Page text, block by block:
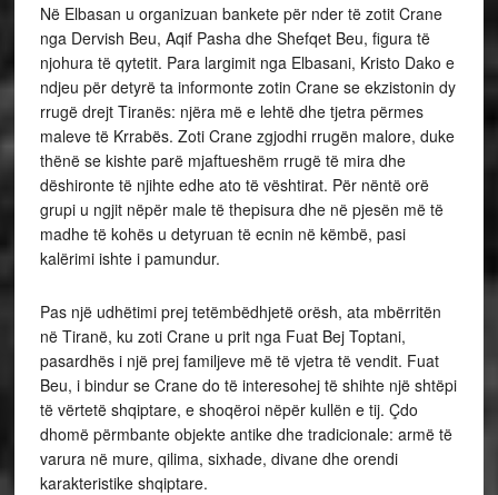
Në Elbasan u organizuan bankete për nder të zotit Crane
nga Dervish Beu, Aqif Pasha dhe Shefqet Beu, figura të
njohura të qytetit. Para largimit nga Elbasani, Kristo Dako e
ndjeu për detyrë ta informonte zotin Crane se ekzistonin dy
rrugë drejt Tiranës: njëra më e lehtë dhe tjetra përmes
maleve të Krrabës. Zoti Crane zgjodhi rrugën malore, duke
thënë se kishte parë mjaftueshëm rrugë të mira dhe
dëshironte të njihte edhe ato të vështirat. Për nëntë orë
grupi u ngjit nëpër male të thepisura dhe në pjesën më të
madhe të kohës u detyruan të ecnin në këmbë, pasi
kalërimi ishte i pamundur.
Pas një udhëtimi prej tetëmbëdhjetë orësh, ata mbërritën
në Tiranë, ku zoti Crane u prit nga Fuat Bej Toptani,
pasardhës i një prej familjeve më të vjetra të vendit. Fuat
Beu, i bindur se Crane do të interesohej të shihte një shtëpi
të vërtetë shqiptare, e shoqëroi nëpër kullën e tij. Çdo
dhomë përmbante objekte antike dhe tradicionale: armë të
varura në mure, qilima, sixhade, divane dhe orendi
karakteristike shqiptare.